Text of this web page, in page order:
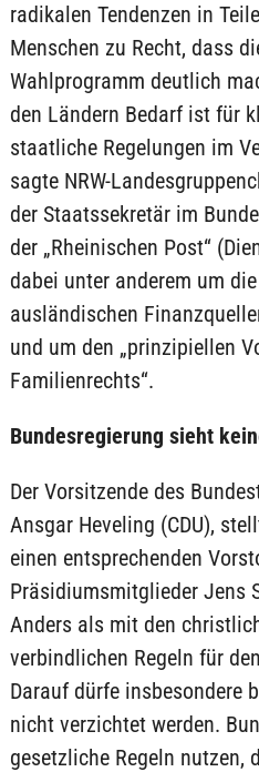
radikalen Tendenzen in
Menschen zu Recht, dass
Wahlprogramm deutlich
den Ländern Bedarf ist für
staatliche Regelungen im
sagte NRW-
der Staatssekretär im
der „Rheinischen Post“
dabei unter anderem um
ausländischen
und um den „prinzipiellen
Familienrechts“.
Bundesregierung sieht
Der Vorsitzende des
Ansgar Heveling (CDU),
einen entsprechenden
Präsidiumsmitglieder Jens
Anders als mit den
verbindlichen Regeln für
Darauf dürfe insbesondere
nicht verzichtet werden.
gesetzliche Regeln nutzen,